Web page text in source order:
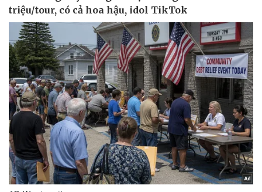
Thể thao
Ô tô - Xe máy